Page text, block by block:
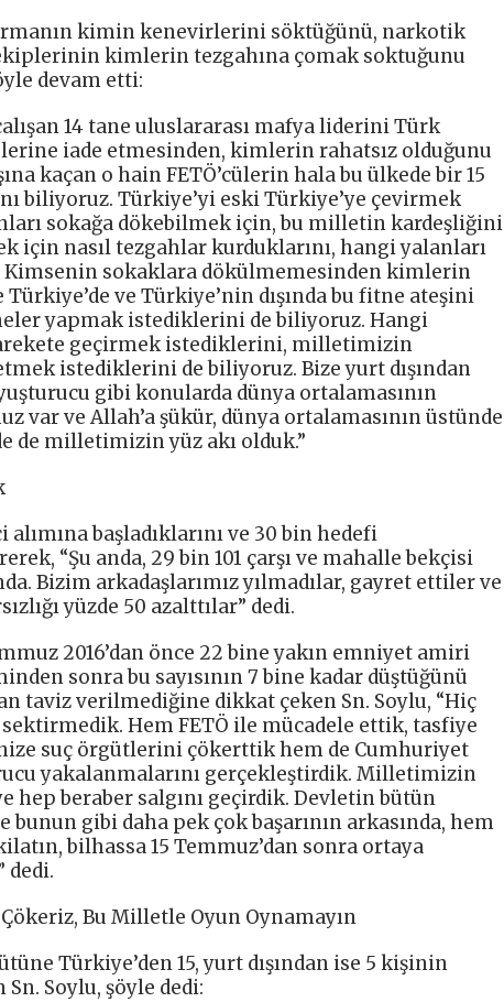
kimin kenevirlerini söktüğünü, narkotik
kimlerin tezgahına çomak soktuğunu
devam etti:
14 tane uluslararası mafya liderini Türk
iade etmesinden, kimlerin rahatsız olduğunu
kaçan o hain FETÖ’cülerin hala bu ülkede bir 15
biliyoruz. Türkiye’yi eski Türkiye’ye çevirmek
sokağa dökebilmek için, bu milletin kardeşliğini
için nasıl tezgahlar kurduklarını, hangi yalanları
sokaklara dökülmemesinden kimlerin
ve Türkiye’nin dışında bu fitne ateşini
yapmak istediklerini de biliyoruz. Hangi
geçirmek istediklerini, milletimizin
istediklerini de biliyoruz. Bize yurt dışından
gibi konularda dünya ortalamasının
var ve Allah’a şükür, dünya ortalamasının üstünde
de milletimizin yüz akı olduk.”
alımına başladıklarını ve 30 bin hedefi
“Şu anda, 29 bin 101 çarşı ve mahalle bekçisi
Bizim arkadaşlarımız yılmadılar, gayret ettiler ve
yüzde 50 azalttılar” dedi.
2016’dan önce 22 bine yakın emniyet amiri
sonra bu sayısının 7 bine kadar düştüğünü
taviz verilmediğine dikkat çeken Sn. Soylu, “Hiç
sektirmedik. Hem FETÖ ile mücadele ettik, tasfiye
suç örgütlerini çökerttik hem de Cumhuriyet
yakalanmalarını gerçekleştirdik. Milletimizin
hep beraber salgını geçirdik. Devletin bütün
bunun gibi daha pek çok başarının arkasında, hem
bilhassa 15 Temmuz’dan sonra ortaya
dedi.
Bu Milletle Oyun Oynamayın
Türkiye’den 15, yurt dışından ise 5 kişinin
Sn. Soylu, şöyle dedi: